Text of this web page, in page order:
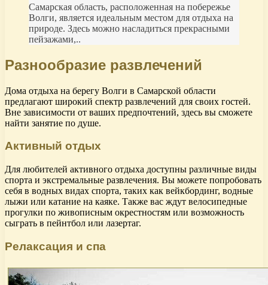
Самарская область, расположенная на побережье
Волги, является идеальным местом для отдыха на
природе. Здесь можно насладиться прекрасными
пейзажами,..
Разнообразие развлечений
Дома отдыха на берегу Волги в Самарской области
предлагают широкий спектр развлечений для своих гостей.
Вне зависимости от ваших предпочтений, здесь вы сможете
найти занятие по душе.
Активный отдых
Для любителей активного отдыха доступны различные виды
спорта и экстремальные развлечения. Вы можете попробовать
себя в водных видах спорта, таких как вейкбординг, водные
лыжи или катание на каяке. Также вас ждут велосипедные
прогулки по живописным окрестностям или возможность
сыграть в пейнтбол или лазертаг.
Релаксация и спа